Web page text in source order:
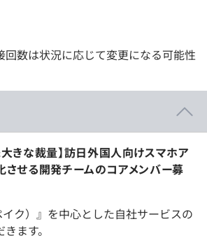
数は状況に応じて変更になる可能性
きな裁量】訪日外国人向けスマホア
させる開発チームのコアメンバー募
ク）』を中心とした自社サービスの
ます。